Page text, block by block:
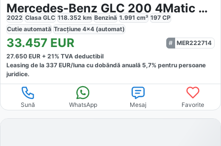
Mercedes-Benz GLC 200 4Matic AMG Line
2022 Clasa GLC 118.352 km Benzină 1.991 cm³ 197 CP
Cutie automată Tracțiune 4x4 (automat)
33.457 EUR
MER222714
27.650 EUR + 21% TVA deductibil
Leasing de la 337 EUR/luna cu dobăndă anuală 5,7% pentru persoane
juridice.
Sună WhatsApp Mesaj Favorite